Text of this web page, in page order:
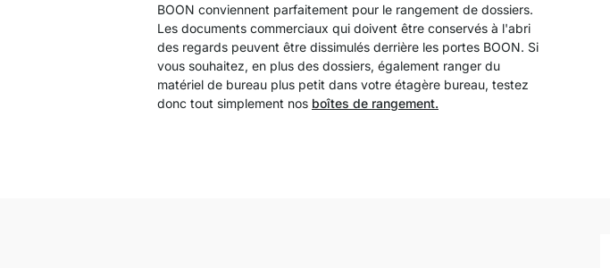
BOON conviennent parfaitement pour le rangement de dossiers.
Les documents commerciaux qui doivent être conservés à l'abri
des regards peuvent être dissimulés derrière les portes BOON. Si
vous souhaitez, en plus des dossiers, également ranger du
matériel de bureau plus petit dans votre étagère bureau, testez
donc tout simplement nos boîtes de rangement.